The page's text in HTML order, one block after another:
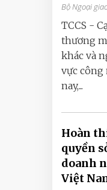
Bộ Ngoại
TCCS -
thương
khác và
vực công
nay,...
Hoàn
quyền
doanh
Việt